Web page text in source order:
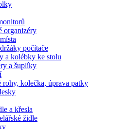
organizéry
počítače
a kolébky ke stolu
a šuplíky
rohy, kolečka, úprava patky
a křesla
židle